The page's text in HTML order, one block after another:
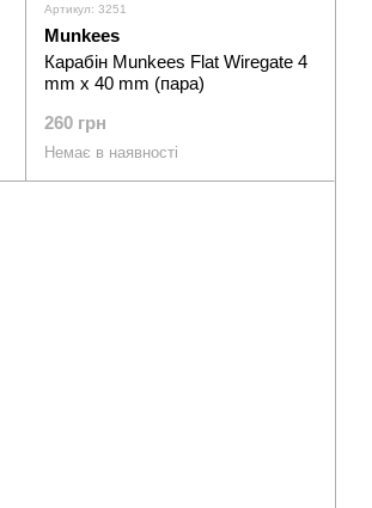
Артикул: 3251
Munkees
Карабін Munkees Flat Wiregate 4
mm x 40 mm (пара)
260 грн
Немає в наявності